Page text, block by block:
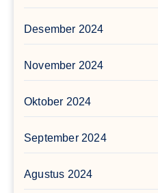
Desember 2024
November 2024
Oktober 2024
September 2024
Agustus 2024